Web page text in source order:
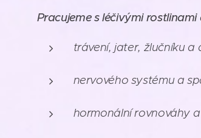
Pracujeme s léčivými
trávení, jater, žlučníku a
nervového systému a
hormonální rovnováhy